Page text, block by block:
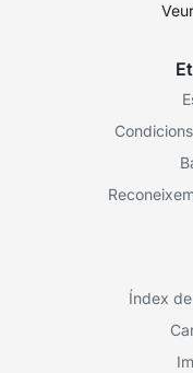
Índex